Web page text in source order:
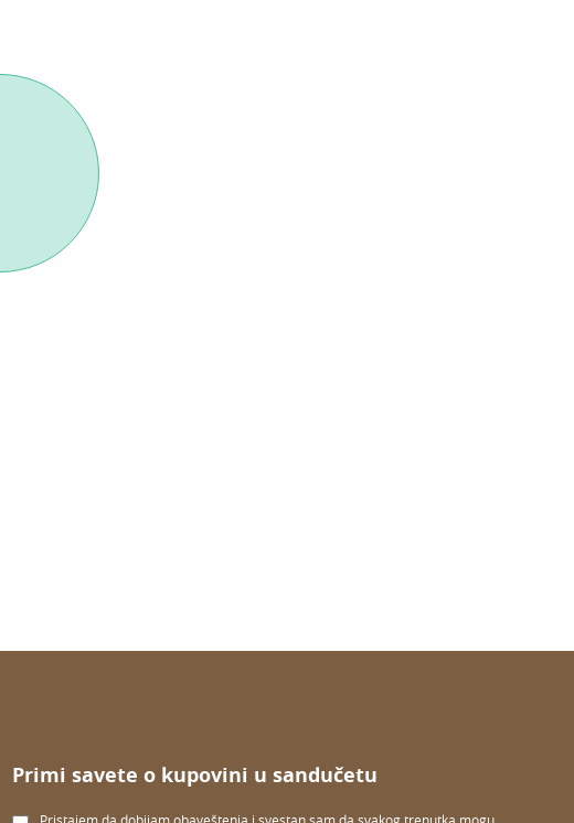
Primi savete o kupovini u sandučetu